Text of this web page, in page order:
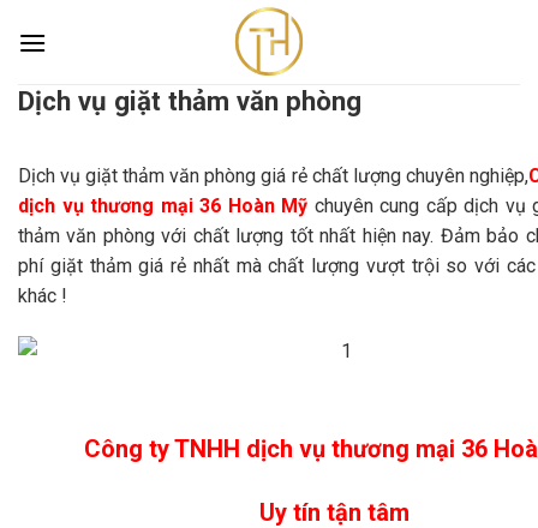
Dịch vụ giặt thảm văn phòng
Dịch vụ giặt thảm văn phòng
Dịch vụ giặt thảm văn phòng giá rẻ chất lượng chuyên nghiệp,
dịch vụ thương mại 36 Hoàn Mỹ chuyên cung cấp dịch vụ
thảm văn phòng với chất lượng tốt nhất hiện nay. Đảm bảo
phí giặt thảm giá rẻ nhất mà chất lượng vượt trội so với các
khác !
Công ty TNHH dịch vụ thương mại 36
Uy tín tận tâm